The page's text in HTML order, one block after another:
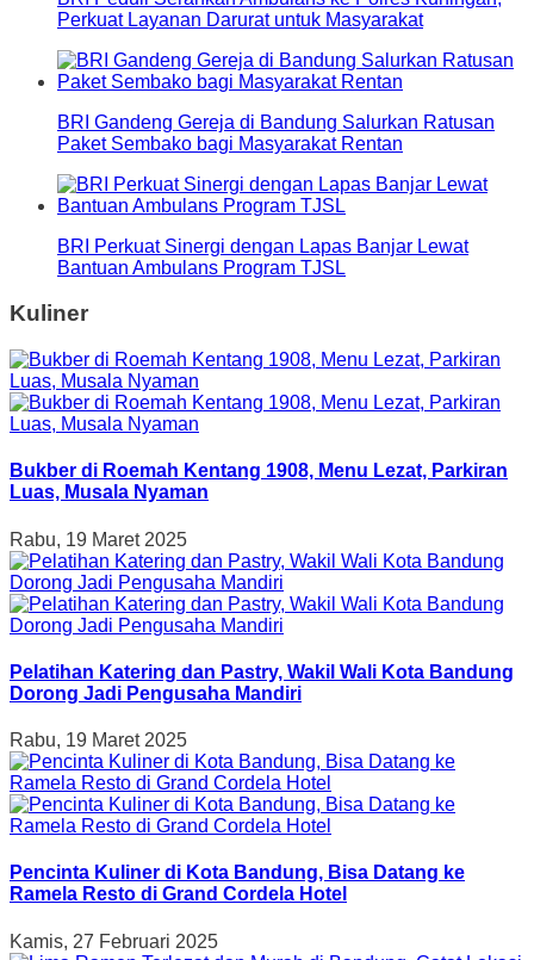
Perkuat Layanan Darurat untuk Masyarakat
BRI Gandeng Gereja di Bandung Salurkan Ratusan
Paket Sembako bagi Masyarakat Rentan
BRI Perkuat Sinergi dengan Lapas Banjar Lewat
Bantuan Ambulans Program TJSL
Kuliner
Bukber di Roemah Kentang 1908, Menu Lezat, Parkiran
Luas, Musala Nyaman
Rabu, 19 Maret 2025
Pelatihan Katering dan Pastry, Wakil Wali Kota Bandung
Dorong Jadi Pengusaha Mandiri
Rabu, 19 Maret 2025
Pencinta Kuliner di Kota Bandung, Bisa Datang ke
Ramela Resto di Grand Cordela Hotel
Kamis, 27 Februari 2025